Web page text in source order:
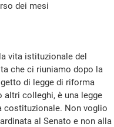
dei mesi
vita istituzionale del
che ci riuniamo dopo la
di legge di riforma
altri colleghi, è una legge
costituzionale. Non voglio
al Senato e non alla